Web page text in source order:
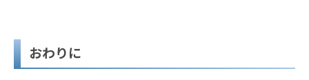
おわりに